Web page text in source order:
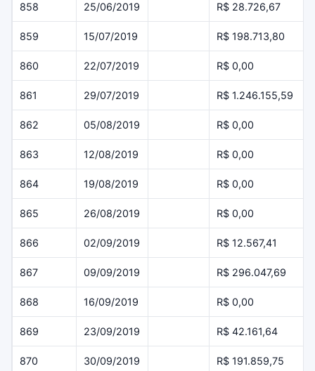
858 25/06/2019 R$ 28.726,67
859 15/07/2019 R$ 198.713,80
860 22/07/2019 R$ 0,00
861 29/07/2019 R$ 1.246.155,59
862 05/08/2019 R$ 0,00
863 12/08/2019 R$ 0,00
864 19/08/2019 R$ 0,00
865 26/08/2019 R$ 0,00
866 02/09/2019 R$ 12.567,41
867 09/09/2019 R$ 296.047,69
868 16/09/2019 R$ 0,00
869 23/09/2019 R$ 42.161,64
870 30/09/2019 R$ 191.859,75